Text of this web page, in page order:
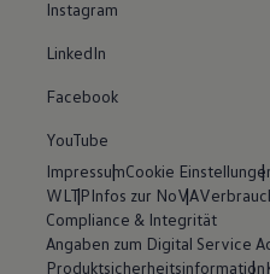
Instagram
LinkedIn
Facebook
YouTube
ImpressumCookie
WLTPInfos zur NoVA
Compliance & Integrität
Angaben zum Digital Service
Produktsicherheitsinformation